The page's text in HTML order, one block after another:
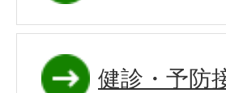
健診・予防